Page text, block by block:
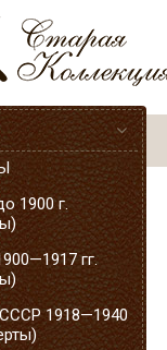
1900 г.
гг.
1918—1940